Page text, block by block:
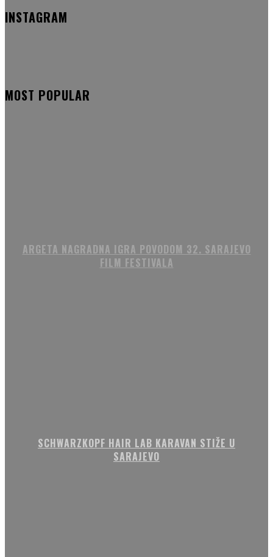
INSTAGRAM
MOST POPULAR
ARGETA NAGRADNA IGRA POVODOM 32. SARAJEVO
FILM FESTIVALA
SCHWARZKOPF HAIR LAB KARAVAN STIŽE U
SARAJEVO